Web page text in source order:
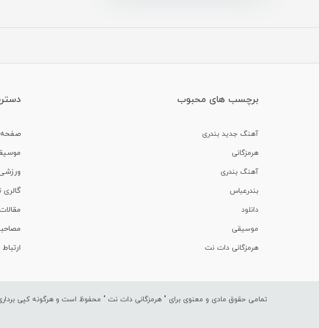
برچسب های محبوب
آهنگ جدید بندری
هرمزگانی
آهنگ بندری
بندرعباس
دانلود
موسیقی
هرمزگانی دات نت
صفحه
گالری
مقالات
ارتباط
تمامی حقوق مادی و معنوی برای " هرمزگانی دات نت " محفوظ است و هرگونه کپی